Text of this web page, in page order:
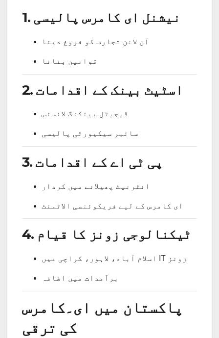
1. نیشنل ای کامرس پالیسی
آن لائن تجارت کو فروغ دینا
قوانین بنانا
2. اسٹیٹ بینک کے اقدامات
ڈیجیٹل بینکنگ لائسنس
سائبر سیکیورٹی پالیسی
3. پی ٹی اے کے اقدامات
انٹرنیٹ پھیلانے میں کردار
ای کامرس کے لیے فریکوئنسی الاٹمنٹ
4. ٹیکنالوجی زونز کا قیام
اسلام آباد، لاہور، کراچی میں IT زونز
برآمدات میں اضافہ
پاکستان میں ای۔کامرس
کی ترقی